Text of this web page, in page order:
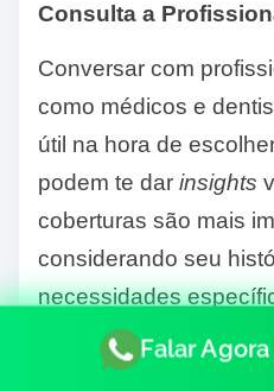
Consulta a
Conversar com
como médicos e
útil na hora de
podem te dar insights
coberturas são mais
considerando seu
necessidades
podem te ajudar a
termos técnicos dos
Falar